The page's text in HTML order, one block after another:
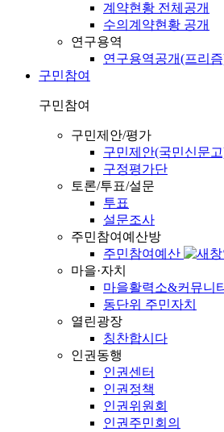
계약현황 전체공개
수의계약현황 공개
연구용역
연구용역공개(프리
구민참여
구민참여
구민제안/평가
구민제안(국민신문
구정평가단
토론/투표/설문
투표
설문조사
주민참여예산방
주민참여예산
마을·자치
마을활력소&커뮤니
동단위 주민자치
열린광장
칭찬합시다
인권동행
인권센터
인권정책
인권위원회
인권주민회의